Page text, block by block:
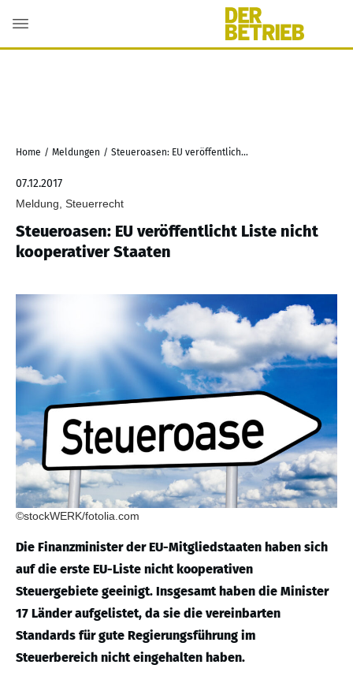
Home / Meldungen / Steueroasen: EU veröffentlicht Liste nicht kooperativer Staaten
07.12.2017
Meldung, Steuerrecht
Steueroasen: EU veröffentlicht Liste nicht
kooperativer Staaten
©stockWERK/fotolia.com
Die Finanzminister der EU-Mitgliedstaaten haben sich
auf die erste EU-Liste nicht kooperativen
Steuergebiete geeinigt. Insgesamt haben die Minister
17 Länder aufgelistet, da sie die vereinbarten
Standards für gute Regierungsführung im
Steuerbereich nicht eingehalten haben.